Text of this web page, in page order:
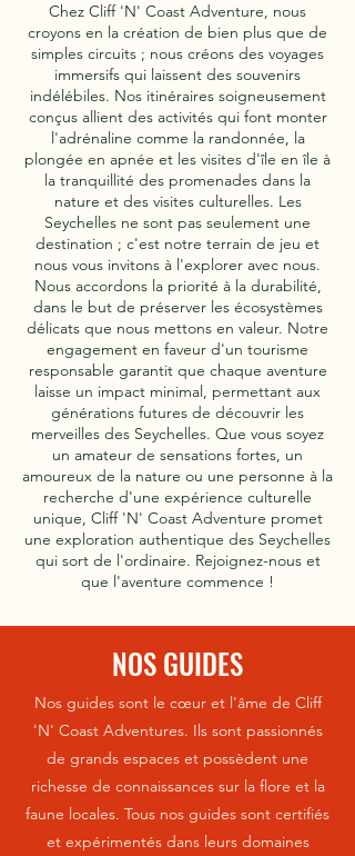
Chez Cliff 'N' Coast Adventure, nous
croyons en la création de bien plus que de
simples circuits ; nous créons des voyages
immersifs qui laissent des souvenirs
indélébiles. Nos itinéraires soigneusement
conçus allient des activités qui font monter
l'adrénaline comme la randonnée, la
plongée en apnée et les visites d'île en île à
la tranquillité des promenades dans la
nature et des visites culturelles. Les
Seychelles ne sont pas seulement une
destination ; c'est notre terrain de jeu et
nous vous invitons à l'explorer avec nous.
Nous accordons la priorité à la durabilité,
dans le but de préserver les écosystèmes
délicats que nous mettons en valeur. Notre
engagement en faveur d'un tourisme
responsable garantit que chaque aventure
laisse un impact minimal, permettant aux
générations futures de découvrir les
merveilles des Seychelles. Que vous soyez
un amateur de sensations fortes, un
amoureux de la nature ou une personne à la
recherche d'une expérience culturelle
unique, Cliff 'N' Coast Adventure promet
une exploration authentique des Seychelles
qui sort de l'ordinaire. Rejoignez-nous et
que l'aventure commence !
NOS GUIDES
Nos guides sont le cœur et l'âme de Cliff
'N' Coast Adventures. Ils sont passionnés
de grands espaces et possèdent une
richesse de connaissances sur la flore et la
faune locales. Tous nos guides sont certifiés
et expérimentés dans leurs domaines